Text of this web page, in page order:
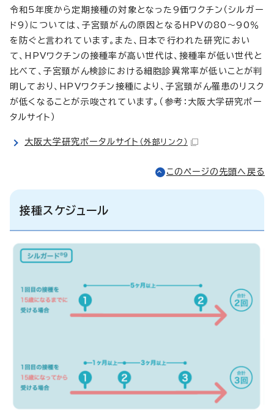
令和5年度から定期接種の対象となった9価ワクチン（シルガー
ド9）については、子宮頸がんの原因となるHPVの80～90％
を防ぐと言われています。また、日本で行われた研究におい
て、HPVワクチンの接種率が高い世代は、接種率が低い世代と
比べて、子宮頸がん検診における細胞診異常率が低いことが判
明しており、HPVワクチン接種により、子宮頸がん罹患のリスク
が低くなることが示唆されています。（参考：大阪大学研究ポー
タルサイト）
大阪大学研究ポータルサイト （外部リンク）
このページの先頭へ戻る
接種スケジュール